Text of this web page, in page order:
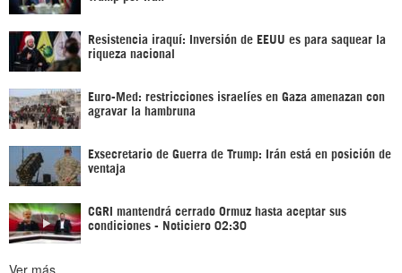
Resistencia iraquí: Inversión de EEUU es para saquear la
riqueza nacional
Euro-Med: restricciones israelíes en Gaza amenazan con
agravar la hambruna
Exsecretario de Guerra de Trump: Irán está en posición de
ventaja
CGRI mantendrá cerrado Ormuz hasta aceptar sus
condiciones - Noticiero 02:30